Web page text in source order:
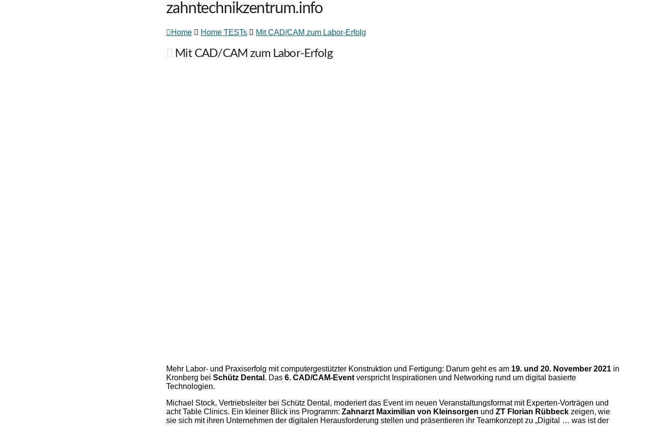
zahntechnikzentrum.info
Home Home TESTs Mit CAD/CAM zum Labor-Erfolg
Mit CAD/CAM zum Labor-Erfolg
Mehr Labor- und Praxiserfolg mit computergestützter Konstruktion und Fertigung: Darum geht es am 19. und 20. November 2021 in
Kronberg bei Schütz Dental . Das 6. CAD/CAM-Event verspricht Inspirationen und Networking rund um digital basierte
Technologien.
Michael Stock, Vertriebsleiter bei Schütz Dental, moderiert das Event im neuen Veranstaltungsformat mit Experten-Vorträgen und
acht Table Clinics. Ein kleiner Blick ins Programm: Zahnarzt Maximilian von Kleinsorgen und ZT Florian Rübbeck zeigen, wie
sie sich mit ihren Unternehmen der digitalen Herausforderung stellen und präsentieren ihr Teamkonzept zu „Digital … was ist der